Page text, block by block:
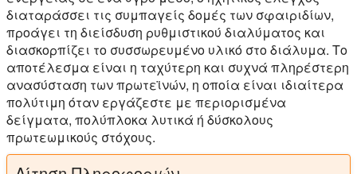
διαταράσσει τις συμπαγείς δομές των σφαιριδίων,
προάγει τη διείσδυση ρυθμιστικού διαλύματος και
διασκορπίζει το συσσωρευμένο υλικό στο διάλυμα. Το
αποτέλεσμα είναι η ταχύτερη και συχνά πληρέστερη
ανασύσταση των πρωτεϊνών, η οποία είναι ιδιαίτερα
πολύτιμη όταν εργάζεστε με περιορισμένα
δείγματα, πολύπλοκα λυτικά ή δύσκολους
πρωτεωμικούς στόχους.